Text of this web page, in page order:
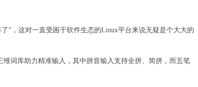
，这对一直受困于软件生态的Linux平台来说无疑是个大大的
词库助力精准输入，其中拼音输入支持全拼、简拼，而五笔